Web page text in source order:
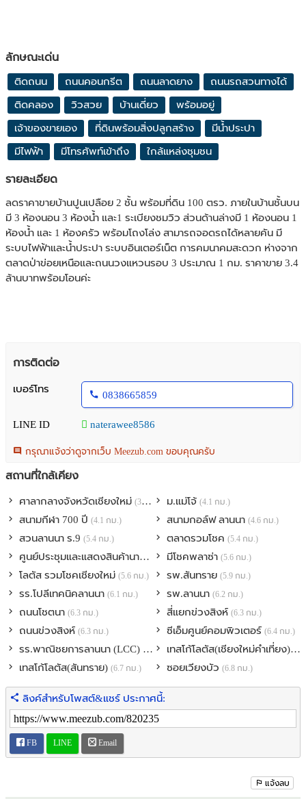
ลักษณะเด่น
ติดถนน ถนนคอนกรีต ถนนลาดยาง ถนนรถสวนทางได้
ติดคลอง วิวสวย บ้านเดี่ยว พร้อมอยู่
เจ้าของขายเอง ที่ดินพร้อมสิ่งปลูกสร้าง มีน้ำประปา
มีไฟฟ้า มีโทรศัพท์เข้าถึง ใกล้แหล่งชุมชน
รายละเอียด
ลดราคาขายบ้านปูนเปลือย 2 ชั้น พร้อมที่ดิน 100 ตรว. ภายในบ้านชั้นบน
มี 3 ห้องนอน 3 ห้องน้ำ และ1 ระเบียงชมวิว ส่วนด้านล่างมี 1 ห้องนอน 1
ห้องน้ำ และ 1 ห้องครัว พร้อมโถงโล่ง สามารถจอดรถได้หลายคัน มี
ระบบไฟฟ้าและน้ำประปา ระบบอินเตอร์เน็ต การคมนาคมสะดวก ห่างจาก
ตลาดป่าข่อยเหนือและถนนวงแหวนรอบ 3 ประมาณ 1 กม. ราคาขาย 3.4
ล้านบาทพร้อมโอนค่ะ
การติดต่อ
เบอร์โทร
0838665859
LINE ID naterawee8586
กรุณาแจ้งว่าดูจากเว็บ Meezub.com ขอบคุณครับ
สถานที่ใกล้เคียง
ศาลากลางจังหวัดเชียงใหม่ (3.6 กม.) ม.แม่โจ้ (4.1 กม.)
สนามกีฬา 700 ปี (4.1 กม.) สนามกอล์ฟ ลานนา (4.6 กม.)
สวนลานนา ร.9 (5.4 กม.) ตลาดรวมโชค (5.4 กม.)
ศูนย์ประชุมและแสดงสินค้านานาชาติ เชียงใหม่ (5.4 กม.)
มีโชคพลาซ่า (5.6 กม.)
โลตัส รวมโชคเชียงใหม่ (5.6 กม.) รพ.สันทราย (5.9 กม.)
รร.โปลีเทคนิคลานนา (6.1 กม.) รพ.ลานนา (6.2 กม.)
ถนนโชตนา (6.3 กม.) สี่แยกข่วงสิงห์ (6.3 กม.)
ถนนข่วงสิงห์ (6.3 กม.) ซีเอ็มศูนย์คอมพิวเตอร์ (6.4 กม.)
รร.พาณิชยการลานนา (LCC) (6.6 กม.)เทสโก้โลตัส(เชียงใหม่คำเที่ยง)
เทสโก้โลตัส(สันทราย) (6.7 กม.) ซอยเวียงบัว (6.8 กม.)
ลิงค์สำหรับโพสต์&แชร์ ประกาศนี้:
FB LINE Email
แจ้งลบ